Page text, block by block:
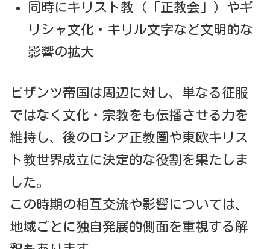
同時にキリスト教（「正教会」）やギ
リシャ文化・キリル文字など文明的な
影響の拡大
ビザンツ帝国は周辺に対し、単なる征服
ではなく文化・宗教をも伝播させる力を
維持し、後のロシア正教圏や東欧キリス
ト教世界成立に決定的な役割を果たしま
した。
この時期の相互交流や影響については、
地域ごとに独自発展的側面を重視する解